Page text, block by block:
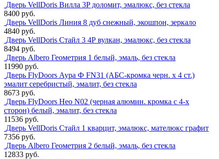
Дверь VellDoris Вилла 3P доломит, эмалюкс, без стекла
8400 руб.
Дверь VellDoris Линия 8 дуб снежный, экошпон, зеркало
4840 руб.
Дверь VellDoris Стайл 3 4Р вулкан, эмалюкс, без стекла
8494 руб.
Дверь Albero Геометрия 1 белый, эмаль, без стекла
11990 руб.
Дверь FlyDoors Аура Ф FN31 (АБС-кромка черн. х 4 ст.)
эмалит серебристый, эмалит, без стекла
8673 руб.
Дверь FlyDoors Нео N02 (черная алюмин. кромка с 4-х
сторон) белый, эмалит, без стекла
11536 руб.
Дверь VellDoris Стайл 1 кварцит, эмалюкс, мателюкс графит
7356 руб.
Дверь Albero Геометрия 2 белый, эмаль, без стекла
12833 руб.